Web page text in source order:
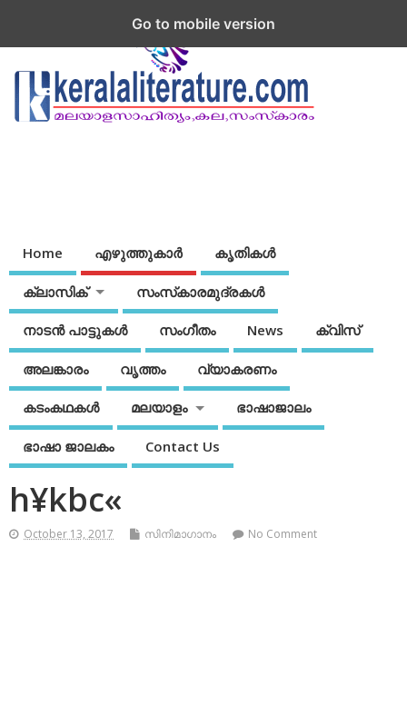
Home എഴുത്തുകാര്‍ കൃതികൾ
ക്ലാസിക് സംസ്‌കാരമുദ്രകള്‍
നാടന്‍ പാട്ടുകള്‍ സംഗീതം News ക്വിസ്
അലങ്കാരം വൃത്തം വ്യാകരണം
കടംകഥകള്‍ മലയാളം ഭാഷാജാലം
ഭാഷാ ജാലകം Contact Us
h¥kbc«
October 13, 2017 സിനിമാഗാനം No Comment
Go to mobile version